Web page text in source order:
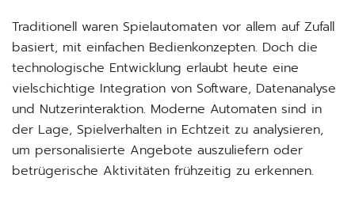
Traditionell waren Spielautomaten vor allem auf Zufall
basiert, mit einfachen Bedienkonzepten. Doch die
technologische Entwicklung erlaubt heute eine
vielschichtige Integration von Software, Datenanalyse
und Nutzerinteraktion. Moderne Automaten sind in
der Lage, Spielverhalten in Echtzeit zu analysieren,
um personalisierte Angebote auszuliefern oder
betrügerische Aktivitäten frühzeitig zu erkennen.